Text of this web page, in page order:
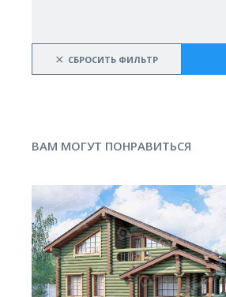
× СБРОСИТЬ ФИЛЬТР
ВАМ МОГУТ ПОНРАВИТЬСЯ